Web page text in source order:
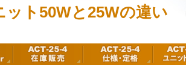
ット50Wと25Wの違い